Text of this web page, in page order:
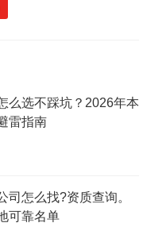
么选不踩坑？2026年本
雷指南
司怎么找?资质查询。
可靠名单